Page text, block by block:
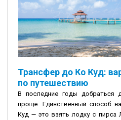
Трансфер до Ко Куд:
по путешествию
В последние годы добраться
проще. Единственный способ
Куд — это взять лодку с пирса